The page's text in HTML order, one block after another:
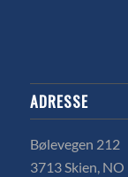
ADRESSE
Bølevegen 212
3713 Skien, NO